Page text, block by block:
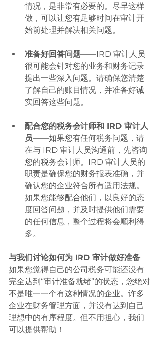
情况，是非常有必要的。尽早这样
做，可以让您有足够时间在审计开
始前处理并解决相关问题。
准备好回答问题——IRD 审计人员
很可能会针对您的业务和财务记录
提出一些深入问题。请确保您清楚
了解自己的账目情况，并准备好诚
实回答这些问题。
配合您的税务会计师和 IRD 审计人
员——如果您有任何税务问题，请
在与 IRD 审计人员沟通前，先咨询
您的税务会计师。IRD 审计人员的
职责是确保您的财务报表准确，并
确认您的企业符合所有适用法规。
如果您能够配合他们，以良好的态
度回答问题，并及时提供他们需要
的任何信息，整个过程将会顺利得
多。
与我们讨论如何为 IRD 审计做好准备
如果您觉得自己的公司税务可能还没有
完全达到“审计准备就绪”的状态，您绝对
不是唯一一个有这种情况的企业。许多
企业在财务管理方面，并没有达到自己
理想中的有序程度。但不用担心，我们
可以提供帮助！